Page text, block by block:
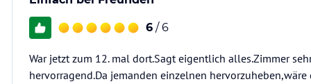
6 / 6
War jetzt zum 12. mal dort.Sagt eigentlich alles.Zimmer
hervorragend.Da jemanden einzelnen